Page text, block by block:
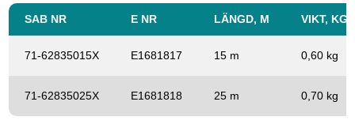
SAB NR E NR LÄNGD, M VIKT, KG
71-62835015X E1681817 15 m 0,60 kg
71-62835025X E1681818 25 m 0,70 kg